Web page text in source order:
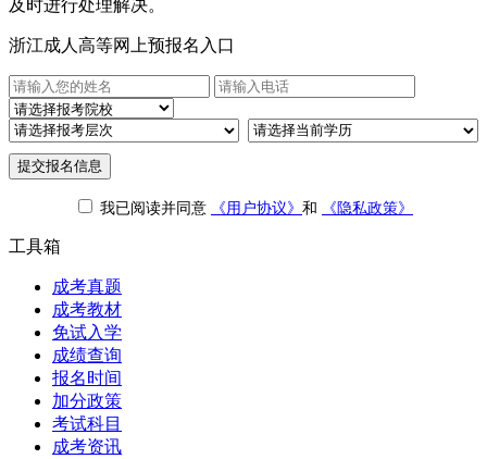
及时进行处理解决。
浙江成人高等网上预报名入口
提交报名信息
我已阅读并同意 《用户协议》 和 《隐私政策》
工具箱
成考真题
成考教材
免试入学
成绩查询
报名时间
加分政策
考试科目
成考资讯